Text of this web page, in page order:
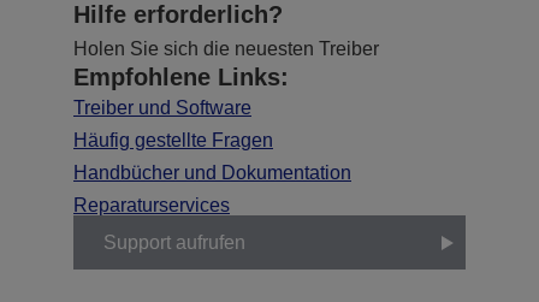
Hilfe erforderlich?
Holen Sie sich die neuesten Treiber
Empfohlene Links:
Treiber und Software
Häufig gestellte Fragen
Handbücher und Dokumentation
Reparaturservices
Support aufrufen